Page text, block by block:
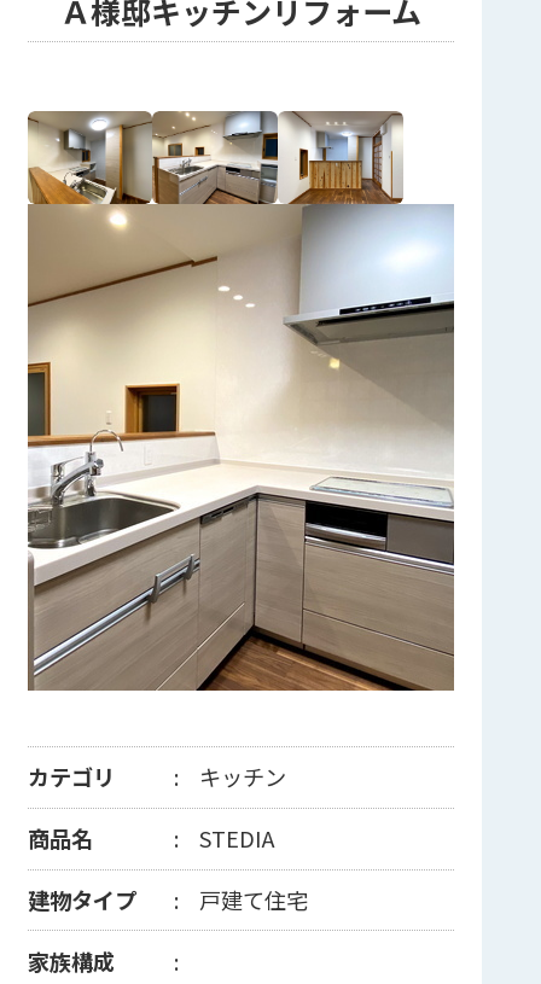
Ａ様邸キッチンリフォーム
カテゴリ
キッチン
商品名
STEDIA
建物タイプ
戸建て住宅
家族構成